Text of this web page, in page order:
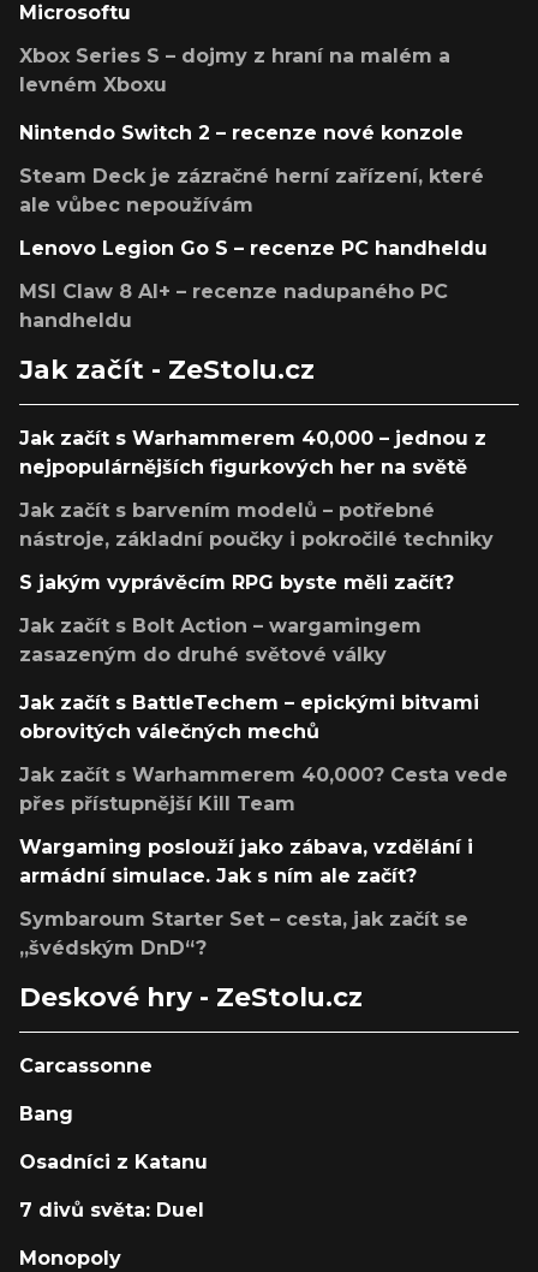
Microsoftu
Xbox Series S – dojmy z hraní na malém a
levném Xboxu
Nintendo Switch 2 – recenze nové konzole
Steam Deck je zázračné herní zařízení, které
ale vůbec nepoužívám
Lenovo Legion Go S – recenze PC handheldu
MSI Claw 8 AI+ – recenze nadupaného PC
handheldu
Jak začít - ZeStolu.cz
Jak začít s Warhammerem 40,000 – jednou z
nejpopulárnějších figurkových her na světě
Jak začít s barvením modelů – potřebné
nástroje, základní poučky i pokročilé techniky
S jakým vyprávěcím RPG byste měli začít?
Jak začít s Bolt Action – wargamingem
zasazeným do druhé světové války
Jak začít s BattleTechem – epickými bitvami
obrovitých válečných mechů
Jak začít s Warhammerem 40,000? Cesta vede
přes přístupnější Kill Team
Wargaming poslouží jako zábava, vzdělání i
armádní simulace. Jak s ním ale začít?
Symbaroum Starter Set – cesta, jak začít se
„švédským DnD“?
Deskové hry - ZeStolu.cz
Carcassonne
Bang
Osadníci z Katanu
7 divů světa: Duel
Monopoly